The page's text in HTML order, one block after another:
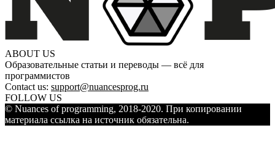
ABOUT US
Образовательные статьи и переводы — всё для
программистов
Contact us: support@nuancesprog.ru
FOLLOW US
© Nuances of programming, 2018-2020. При копировании
материала ссылка на источник обязательна.